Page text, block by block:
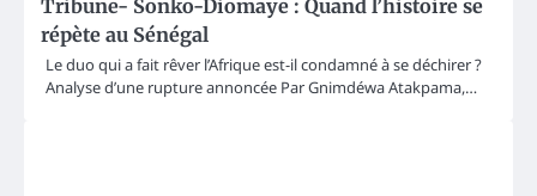
Tribune- Sonko-Diomaye : Quand l’histoire se
répète au Sénégal
Le duo qui a fait rêver l’Afrique est-il condamné à se déchirer ?
Analyse d’une rupture annoncée Par Gnimdéwa Atakpama,…